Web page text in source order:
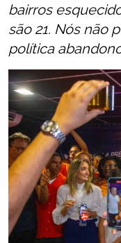
bairros
são 21. Nós não
política